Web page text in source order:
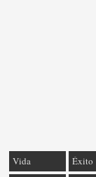
Vida Éxito